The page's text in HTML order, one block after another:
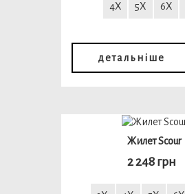
4X 5X 6X
детальніше
Жилет Scour
2 248 грн